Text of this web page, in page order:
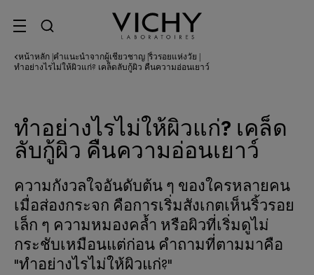
SITE MENU
หน้าหลัก คำแนะนำจากผู้เชี่ยวชาญ ริ้วรอยแห่งวัย
ทำอย่างไรไม่ให้ผิวแก่? เคล็ดลับกู้ผิว คืนความอ่อนเยาว์
ทำอย่างไรไม่ให้ผิวแก่? เคล็ด
ลับกู้ผิว คืนความอ่อนเยาว์
ความกังวลใจอันดับต้น ๆ ของใครหลายคน
เมื่อส่องกระจก คือการเริ่มสังเกตเห็นริ้วรอย
เล็ก ๆ ความหมองคล้ำ หรือผิวที่เริ่มดูไม่
กระชับเหมือนแต่ก่อน คำถามที่ตามมาคือ
"ทำอย่างไรไม่ให้ผิวแก่?"